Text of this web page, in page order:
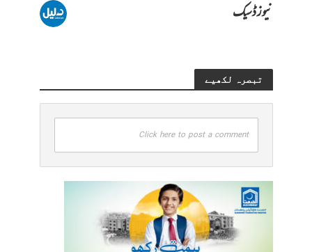
نیوز ڈسیک
تبصرہ لکھیے
Click here to post a comment